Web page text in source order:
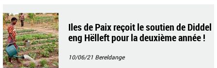
Iles de Paix reçoit le soutien de Diddel
eng Hëlleft pour la deuxième année !
10/06/21 Bereldange